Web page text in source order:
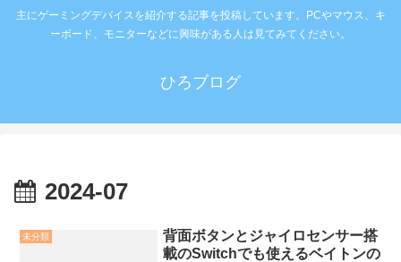
主にゲーミングデバイスを紹介する記事を投稿しています。PCやマウス、キ
ーボード、モニターなどに興味がある人は見てみてください。
ひろブログ
2024-07
未分類
背面ボタンとジャイロセンサー搭
載のSwitchでも使えるベイトンの